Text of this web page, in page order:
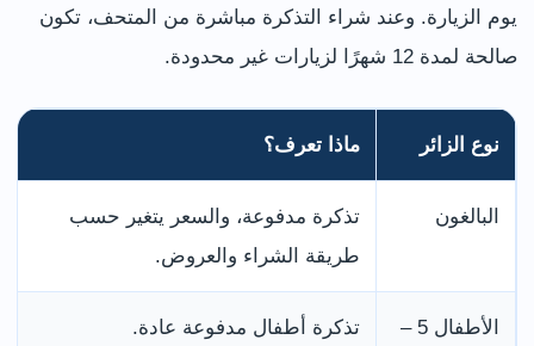
يوم الزيارة. وعند شراء التذكرة مباشرة من المتحف، تكون
صالحة لمدة 12 شهرًا لزيارات غير محدودة.
نوع الزائر ماذا تعرف؟
البالغون
تذكرة مدفوعة، والسعر يتغير حسب
طريقة الشراء والعروض.
الأطفال 5 –
تذكرة أطفال مدفوعة عادة.